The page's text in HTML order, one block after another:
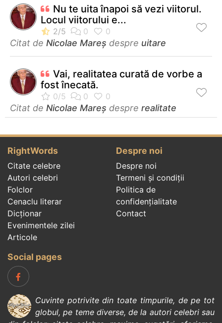
Nu te uita înapoi să vezi viitorul.
Locul viitorului e...
Citat de Nicolae Mareș despre uitare
Vai, realitatea curată de vorbe a
fost înecată.
Citat de Nicolae Mareș despre realitate
RightWords
Citate celebre
Autori celebri
Folclor
Cenaclu literar
Dicționar
Evenimentele zilei
Articole
Despre noi
Despre noi
Termeni și condiții
Politica de
confidenţialitate
Contact
Social pages
Cuvinte potrivite din toate timpurile, de pe tot
globul, pe teme diverse, de la autori celebrisau